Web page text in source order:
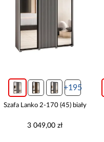
+195
Szafa Lanko 2-170 (45) biały
3 049,00 zł